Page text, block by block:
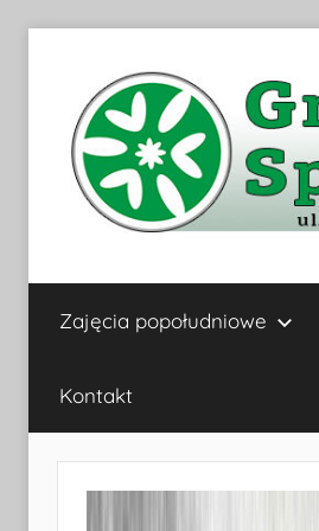
Gminne
Centrum
Kultury,
Sportu
Zajęcia popołudniowe
Kontakt